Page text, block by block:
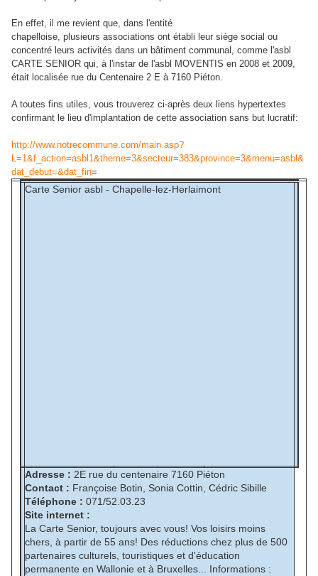
En effet, il me revient que, dans l'entité
chapelloise, plusieurs associations ont établi leur siège social ou
concentré leurs activités dans un bâtiment communal, comme l'asbl
CARTE SENIOR qui, à l'instar de l'asbl MOVENTIS en 2008 et 2009,
était localisée rue du Centenaire 2 E à 7160 Piéton.
A toutes fins utiles, vous trouverez ci-après deux liens hypertextes
confirmant le lieu d'implantation de cette association sans but lucratif:
http://www.notrecommune.com/main.asp?
L=1&f_action=asbl1&theme=3&secteur=383&province=3&menu=asbl&
dat_debut=&dat_fin=
Carte Senior asbl - Chapelle-lez-Herlaimont
Adresse : 2E rue du centenaire 7160 Piéton
Contact : Françoise Botin, Sonia Cottin, Cédric Sibille
Téléphone : 071/52.03.23
Site internet :
La Carte Senior, toujours avec vous! Vos loisirs moins
chers, à partir de 55 ans! Des réductions chez plus de 500
partenaires culturels, touristiques et d'éducation
permanente en Wallonie et à Bruxelles... Informations :